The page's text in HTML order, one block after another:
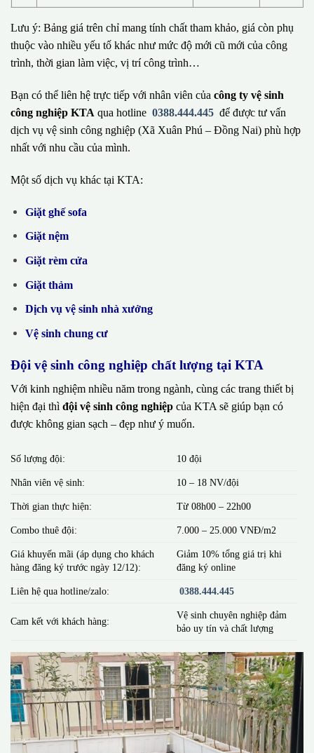
Lưu ý: Bảng giá trên chỉ mang tính chất tham khảo, giá còn phụ
thuộc vào nhiều yếu tố khác như mức độ mới cũ mới của công
trình, thời gian làm việc, vị trí công trình…
Bạn có thể liên hệ trực tiếp với nhân viên của công ty vệ sinh
công nghiệp KTA qua hotline 0388.444.445 để được tư vấn
dịch vụ vệ sinh công nghiệp (Xã Xuân Phú – Đồng Nai) phù hợp
nhất với nhu cầu của mình.
Một số dịch vụ khác tại KTA:
Giặt ghế sofa
Giặt nệm
Giặt rèm cửa
Giặt thảm
Dịch vụ vệ sinh nhà xưởng
Vệ sinh chung cư
Đội vệ sinh công nghiệp chất lượng tại KTA
Với kinh nghiệm nhiều năm trong ngành, cùng các trang thiết bị
hiện đại thì đội vệ sinh công nghiệp của KTA sẽ giúp bạn có
được không gian sạch – đẹp như ý muốn.
Số lượng đội: 10 đội
Nhân viên vệ sinh: 10 – 18 NV/đội
Thời gian thực hiện: Từ 08h00 – 22h00
Combo thuê đội: 7.000 – 25.000 VNĐ/m2
Giá khuyến mãi (áp dụng cho khách
hàng đăng ký trước ngày 12/12):
Giảm 10% tổng giá trị khi
đăng ký online
Liên hệ qua hotline/zalo: 0388.444.445
Cam kết với khách hàng:
Vệ sinh chuyên nghiệp đảm
bảo uy tín và chất lượng